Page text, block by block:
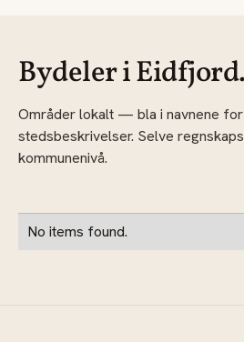
Bydeler i Eidfjord.
Områder lokalt — bla i navnene for
stedsbeskrivelser. Selve
kommunenivå.
No items found.